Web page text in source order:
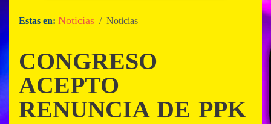
Estas en: Noticias / Noticias
CONGRESO
ACEPTO
RENUNCIA DE PPK